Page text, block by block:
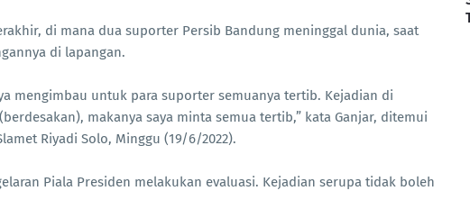
di mana dua suporter Persib Bandung meninggal dunia, saat
di lapangan.
mengimbau untuk para suporter semuanya tertib. Kejadian di
makanya saya minta semua tertib,” kata Ganjar, ditemui
Riyadi Solo, Minggu (19/6/2022).
Piala Presiden melakukan evaluasi. Kejadian serupa tidak boleh